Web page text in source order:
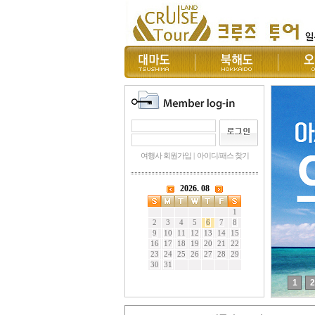
여행사 회원가입 | 아이디/패스 찾기
1 2